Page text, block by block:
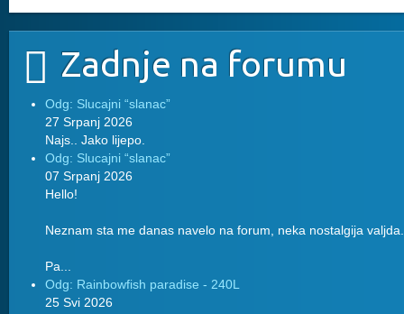
Zadnje na forumu
Odg: Slucajni “slanac”
27 Srpanj 2026
Najs.. Jako lijepo.
Odg: Slucajni “slanac”
07 Srpanj 2026
Hello!
Neznam sta me danas navelo na forum, neka nostalgija
Pa...
Odg: Rainbowfish paradise - 240L
25 Svi 2026